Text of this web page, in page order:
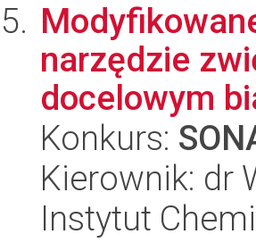
narzędzie
docelowym
Konkurs:
Kierownik: dr
Instytut